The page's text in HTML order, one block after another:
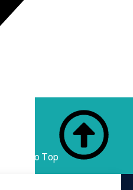
Back to Top